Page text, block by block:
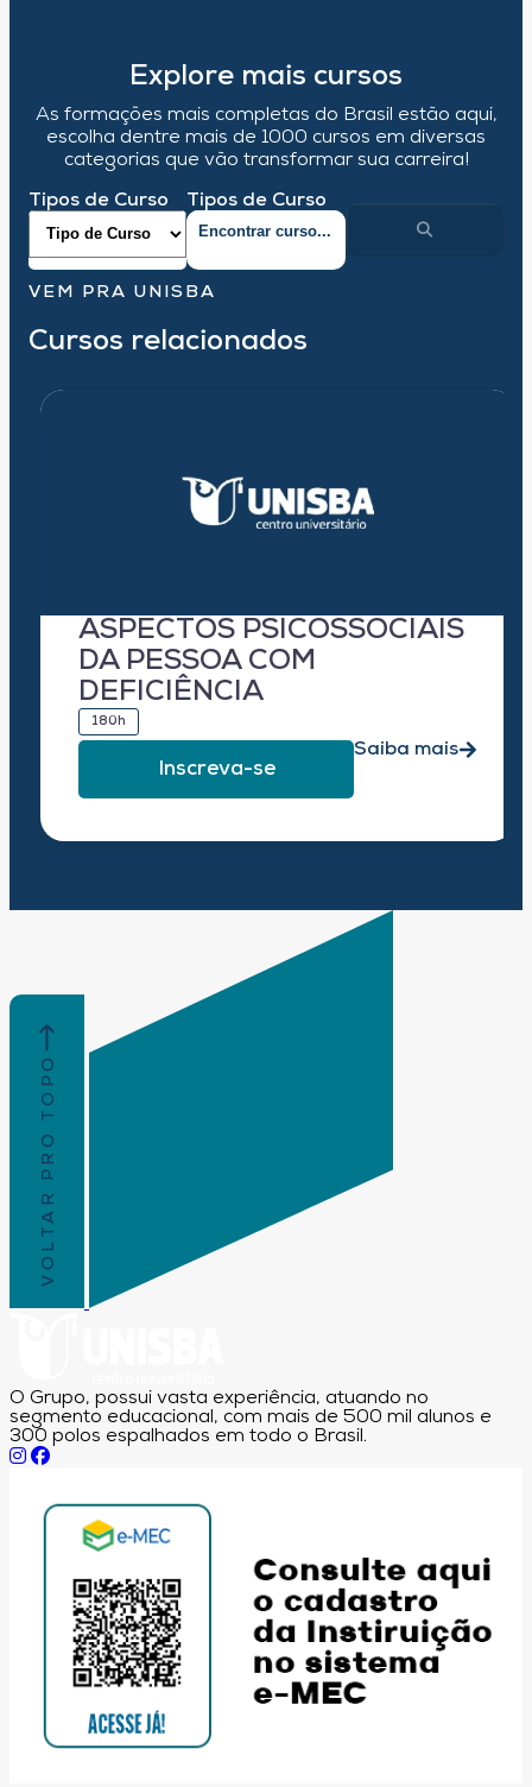
Explore mais cursos
As formações mais completas do Brasil estão aqui,
escolha dentre mais de 1000 cursos em diversas
categorias que vão transformar sua carreira!
Tipos de Curso Tipos de Curso
VEM PRA UNISBA
Cursos relacionados
ASPECTOS PSICOSSOCIAIS
DA PESSOA COM
DEFICIÊNCIA
180h
Inscreva-se
Saiba mais
VOLTAR PRO TOPO
O Grupo, possui vasta experiência, atuando no
segmento educacional, com mais de 500 mil alunos e
300 polos espalhados em todo o Brasil.